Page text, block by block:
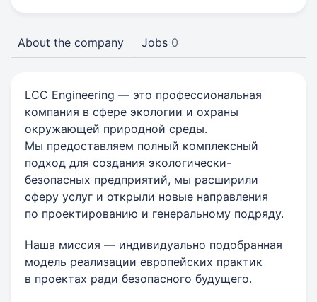
About the company Jobs 0
LCC Engineering — это профессиональная
компания в сфере экологии и охраны
окружающей природной среды.
Мы предоставляем полный комплексный
подход для создания экологически-
безопасных предприятий, мы расширили
сферу услуг и открыли новые направления
по проектированию и генеральному подряду.
Наша миссия — индивидуально подобранная
модель реализации европейских практик
в проектах ради безопасного будущего.